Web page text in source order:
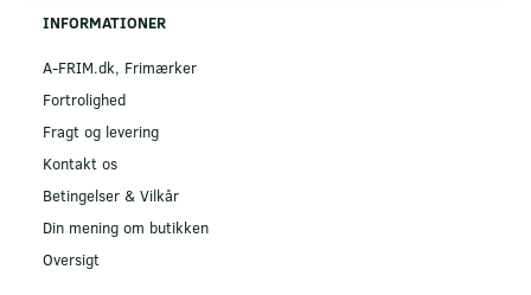
INFORMATIONER
A-FRIM.dk, Frimærker
Fortrolighed
Fragt og levering
Kontakt os
Betingelser & Vilkår
Din mening om butikken
Oversigt